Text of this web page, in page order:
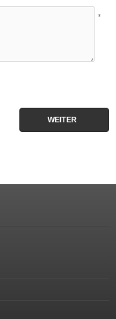
*
WEITER